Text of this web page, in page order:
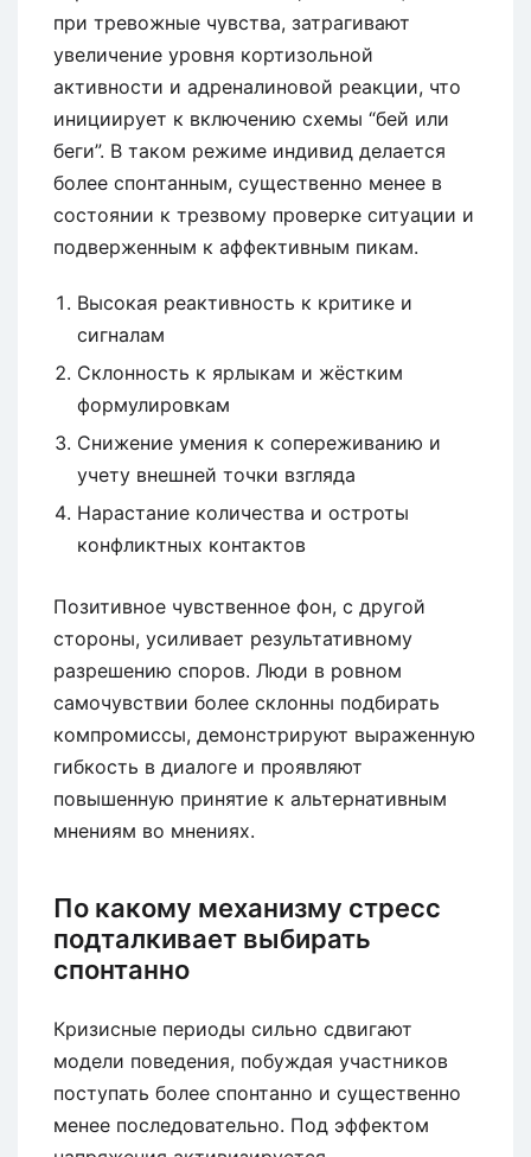
при тревожные чувства, затрагивают
увеличение уровня кортизольной
активности и адреналиновой реакции, что
инициирует к включению схемы “бей или
беги”. В таком режиме индивид делается
более спонтанным, существенно менее в
состоянии к трезвому проверке ситуации и
подверженным к аффективным пикам.
Высокая реактивность к критике и
сигналам
Склонность к ярлыкам и жёстким
формулировкам
Снижение умения к сопереживанию и
учету внешней точки взгляда
Нарастание количества и остроты
конфликтных контактов
Позитивное чувственное фон, с другой
стороны, усиливает результативному
разрешению споров. Люди в ровном
самочувствии более склонны подбирать
компромиссы, демонстрируют выраженную
гибкость в диалоге и проявляют
повышенную принятие к альтернативным
мнениям во мнениях.
По какому механизму стресс
подталкивает выбирать
спонтанно
Кризисные периоды сильно сдвигают
модели поведения, побуждая участников
поступать более спонтанно и существенно
менее последовательно. Под эффектом